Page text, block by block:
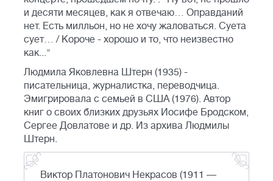
и десяти месяцев, как я отвечаю… Оправданий
нет. Есть милльон, но не хочу жаловаться. Суета
сует… / Короче - хорошо и то, что неизвестно
как..."
Людмила Яковлевна Штерн (1935) -
писательница, журналистка, переводчица.
Эмигрировала с семьей в США (1976). Автор
книг о своих близких друзьях Иосифе Бродском,
Сергее Довлатове и др. Из архива Людмилы
Штерн.
Виктор Платонович Некрасов (1911 —